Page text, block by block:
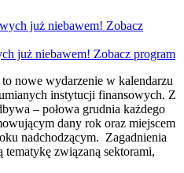
już niebawem! Zobacz program
nowe wydarzenie w kalendarzu
instytucji finansowych. Z
– połowa grudnia każdego
dany rok oraz miejscem
nadchodzącym. Zagadnienia
związaną sektorami,